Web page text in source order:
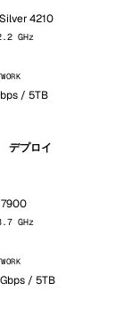
4210
GHz
/ 5TB
デプロイ
7900
GHz
/ 5TB